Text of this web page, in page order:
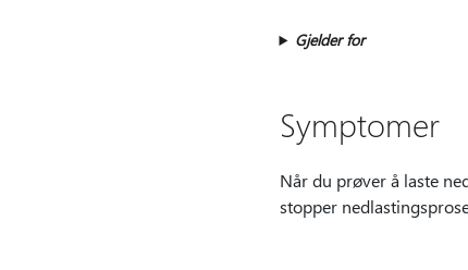
Gjelder for
Symptomer
Når du prøver å laste
stopper